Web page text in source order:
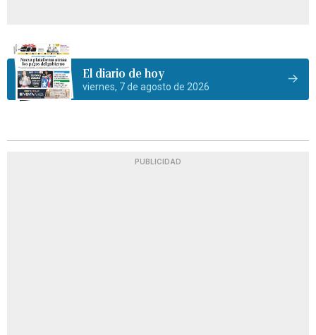
El diario de hoy
viernes, 7 de agosto de 2026
PUBLICIDAD